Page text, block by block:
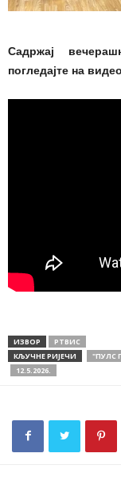
Садржај
погледајте на
ИЗВОР
РТВИС
КЉУЧНЕ РИЈЕЧИ
"ПУЛС
12.5.2026.